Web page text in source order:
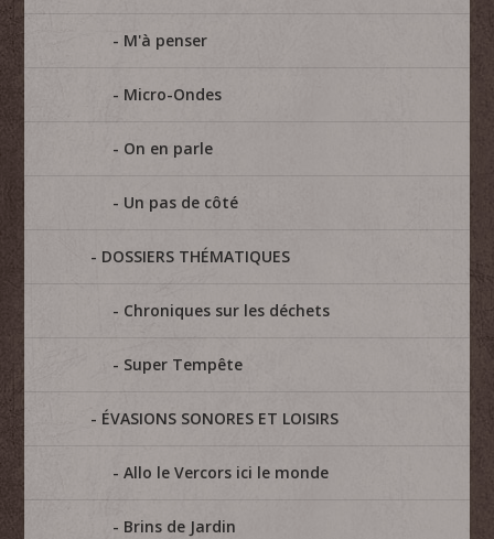
M'à penser
Micro-Ondes
On en parle
Un pas de côté
DOSSIERS THÉMATIQUES
Chroniques sur les déchets
Super Tempête
ÉVASIONS SONORES ET LOISIRS
Allo le Vercors ici le monde
Brins de Jardin